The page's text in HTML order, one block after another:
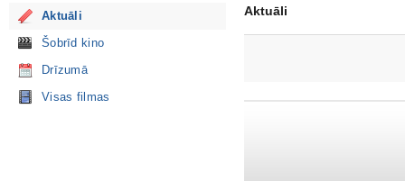
Aktuāli
Šobrīd kino
Drīzumā
Visas filmas
Aktuāli